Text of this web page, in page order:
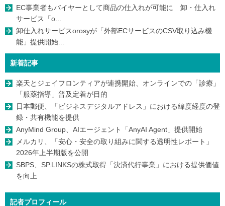
EC事業者もバイヤーとして商品の仕入れが可能に 卸・仕入れ
サービス「o...
卸仕入れサービスorosyが「外部ECサービスのCSV取り込み機
能」提供開始...
新着記事
楽天とジェイフロンティアが連携開始、オンラインでの「診療」
「服薬指導」普及定着が目的
日本郵便、「ビジネスデジタルアドレス」における緯度経度の登
録・共有機能を提供
AnyMind Group、AIエージェント「AnyAI Agent」提供開始
メルカリ、「安心・安全の取り組みに関する透明性レポート」
2026年上半期版を公開
SBPS、SP.LINKSの株式取得「決済代行事業」における提供価値
を向上
記者プロフィール